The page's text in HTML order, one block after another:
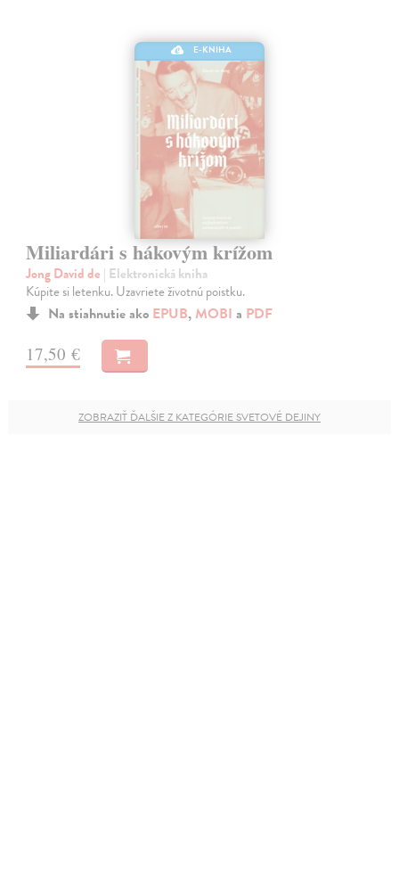
E-KNIHA
Miliardári s hákovým krížom
Jong David de | Elektronická kniha
Kúpite si letenku. Uzavriete životnú poistku.
Na stiahnutie ako EPUB, MOBI a PDF
17,50 €
ZOBRAZIŤ ĎALŠIE Z KATEGÓRIE SVETOVÉ DEJINY